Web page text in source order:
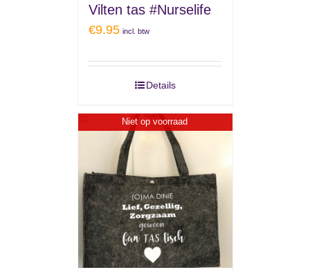
Vilten tas #Nurselife
€9.95 incl. btw
Details
Niet op voorraad